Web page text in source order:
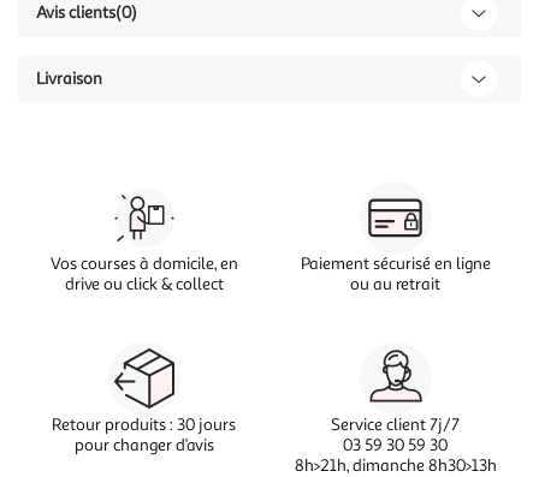
Avis clients(0)
Livraison
Vos courses à domicile, en
drive ou click & collect
Paiement sécurisé en ligne
ou au retrait
Retour produits : 30 jours
pour changer d’avis
Service client 7j/7
03 59 30 59 30
8h>21h, dimanche 8h30>13h